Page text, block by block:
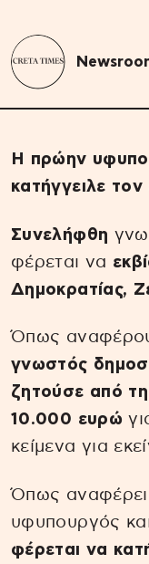
Η πρώην
κατήγγειλε τον
Συνελήφθη
φέρεται να
Δημοκρατίας,
Όπως
γνωστός
ζητούσε από
10.000 ευρώ
κείμενα για
Όπως αναφέρει
υφυπουργός
φέρεται να